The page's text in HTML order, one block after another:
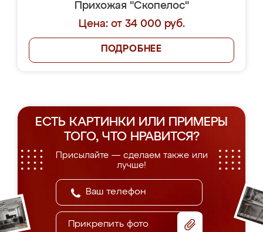
Прихожая "Скопелос"
Цена: от 34 000 руб.
ПОДРОБНЕЕ
ЕСТЬ КАРТИНКИ ИЛИ ПРИМЕРЫ
ТОГО, ЧТО НРАВИТСЯ?
Присылайте — сделаем также или
лучше!
Прикрепить фото